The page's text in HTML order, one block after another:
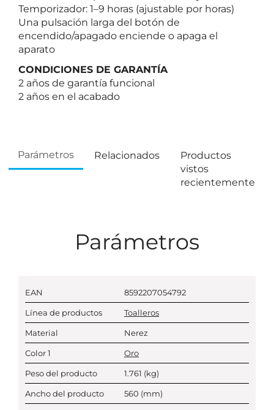
Temporizador: 1–9 horas (ajustable por horas)
Una pulsación larga del botón de
encendido/apagado enciende o apaga el
aparato
CONDICIONES DE GARANTÍA
2 años de garantía funcional
2 años en el acabado
Parámetros Relacionados
Productos
vistos
recientemente
Parámetros
EAN 8592207054792
Línea de productos Toalleros
Material Nerez
Color 1 Oro
Peso del producto 1.761 (kg)
Ancho del producto 560 (mm)